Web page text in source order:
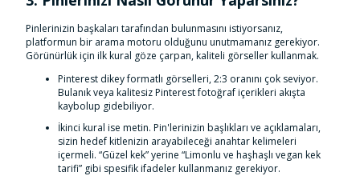
Pinlerinizin başkaları tarafından bulunmasını istiyorsanız,
platformun bir arama motoru olduğunu unutmamanız gerekiyor.
Görünürlük için ilk kural göze çarpan, kaliteli görseller kullanmak.
Pinterest dikey formatlı görselleri, 2:3 oranını çok seviyor.
Bulanık veya kalitesiz Pinterest fotoğraf içerikleri akışta
kaybolup gidebiliyor.
İkinci kural ise metin. Pin'lerinizin başlıkları ve açıklamaları,
sizin hedef kitlenizin arayabileceği anahtar kelimeleri
içermeli. “Güzel kek” yerine “Limonlu ve haşhaşlı vegan kek
tarifi” gibi spesifik ifadeler kullanmanız gerekiyor.